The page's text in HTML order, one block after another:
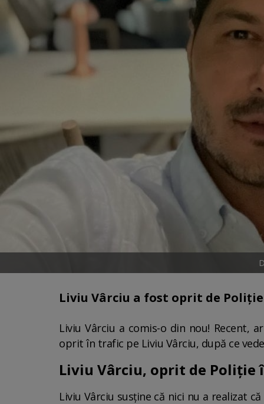
Liviu Vârciu a fost oprit de
Liviu Vârciu a comis-o din nou! Recent,
oprit în trafic pe Liviu Vârciu, după ce
Liviu Vârciu, oprit de Poliție
Liviu Vârciu susține că nici nu a realizat